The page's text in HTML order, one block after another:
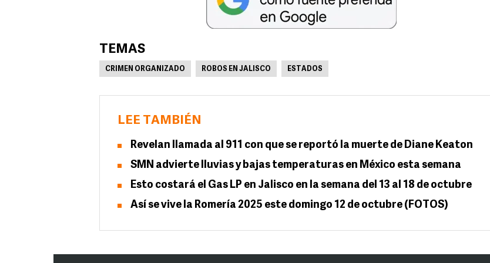
TEMAS
CRIMEN ORGANIZADO ROBOS EN JALISCO ESTADOS
LEE TAMBIÉN
Revelan llamada al 911 con que se reportó la muerte de Diane Keaton
SMN advierte lluvias y bajas temperaturas en México esta semana
Esto costará el Gas LP en Jalisco en la semana del 13 al 18 de octubre
Así se vive la Romería 2025 este domingo 12 de octubre (FOTOS)